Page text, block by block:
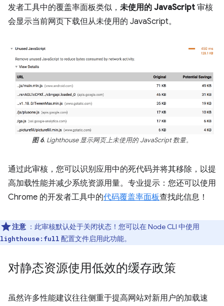
发者工具中的覆盖率面板类似， 未使用的 JavaScript 审核
会显示当前网页下载但从未使用的 JavaScript。
图 6. Lighthouse 显示网页上未使用的 JavaScript 数量。
通过此审核，您可以识别应用中的死代码并将其移除，以提
高加载性能并减少系统资源用量。专业提示：您还可以使用
Chrome 的开发者工具中的代码覆盖率面板查找此信息！
注意 ：此审核默认处于关闭状态！您可以在 Node CLI 中使用
lighthouse:full 配置文件启用此功能。
对静态资源使用低效的缓存政策
虽然许多性能建议往往侧重于提高网站对新用户的加载速